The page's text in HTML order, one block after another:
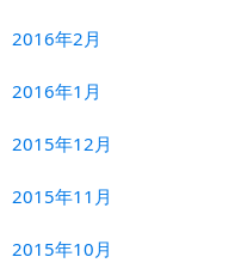
2016年2月
2016年1月
2015年12月
2015年11月
2015年10月